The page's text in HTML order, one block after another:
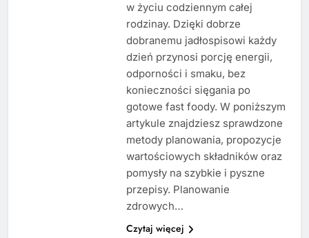
w życiu codziennym całej
rodzinay. Dzięki dobrze
dobranemu jadłospisowi każdy
dzień przynosi porcję energii,
odporności i smaku, bez
konieczności sięgania po
gotowe fast foody. W poniższym
artykule znajdziesz sprawdzone
metody planowania, propozycje
wartościowych składników oraz
pomysły na szybkie i pyszne
przepisy. Planowanie
zdrowych…
Czytaj więcej